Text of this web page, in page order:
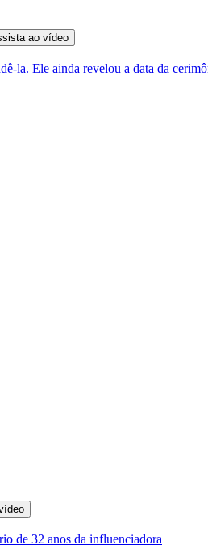
ao vídeo
la. Ele ainda revelou a data da
de 32 anos da influenciadora